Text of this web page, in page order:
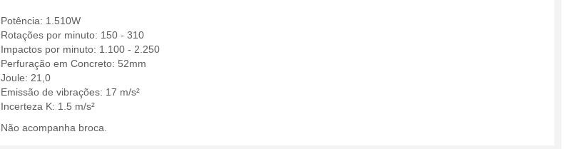
Potência: 1.510W
Rotações por minuto: 150 - 310
Impactos por minuto: 1.100 - 2.250
Perfuração em Concreto: 52mm
Joule: 21,0
Emissão de vibrações: 17 m/s²
Incerteza K: 1.5 m/s²
Não acompanha broca.